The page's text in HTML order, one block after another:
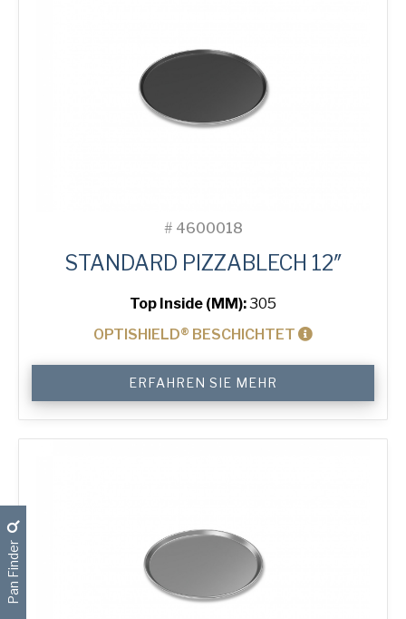
# 4600018
STANDARD PIZZABLECH 12″
Top Inside (MM):305
OPTISHIELD® BESCHICHTET
Pizza
Tray
Menge
ERFAHREN SIE MEHR
Pan Finder